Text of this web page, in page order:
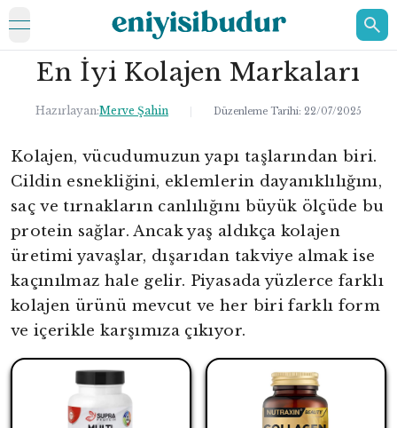
open navigation menu
ELEKTRONİK
EV
KOZMETİK
HAKKIMIZDA
İLETİŞİM
En İyi Kolajen Markaları
Hazırlayan:Merve Şahin Düzenleme Tarihi: 22/07/2025
Kolajen, vücudumuzun yapı taşlarından biri.
Cildin esnekliğini, eklemlerin dayanıklılığını,
saç ve tırnakların canlılığını büyük ölçüde bu
protein sağlar. Ancak yaş aldıkça kolajen
üretimi yavaşlar, dışarıdan takviye almak ise
kaçınılmaz hale gelir. Piyasada yüzlerce farklı
kolajen ürünü mevcut ve her biri farklı form
ve içerikle karşımıza çıkıyor.